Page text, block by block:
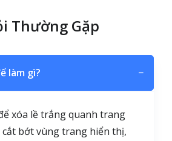
Thường Gặp
làm gì? −
xóa lề trắng quanh trang
cắt bớt vùng trang hiển thị,